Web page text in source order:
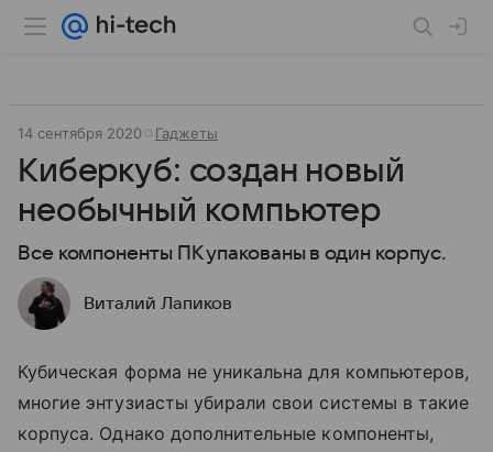
14 сентября 2020 Гаджеты
Киберкуб: создан новый
необычный компьютер
Все компоненты ПК упакованы в один корпус.
Виталий Лапиков
Кубическая форма не уникальна для компьютеров,
многие энтузиасты убирали свои системы в такие
корпуса. Однако дополнительные компоненты,